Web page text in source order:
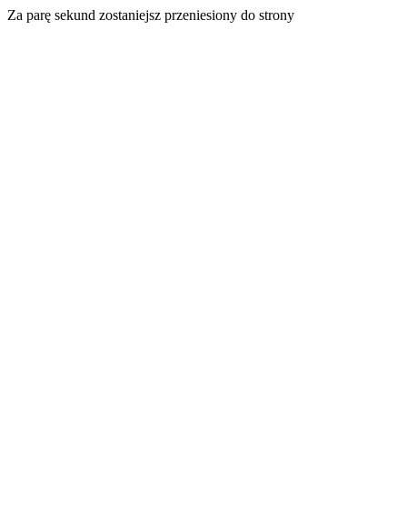
Za parę sekund zostaniejsz przeniesiony do strony